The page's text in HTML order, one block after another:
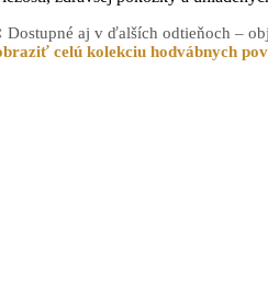
Dostupné aj v ďalších odtieňoch –
celú kolekciu hodvábnych